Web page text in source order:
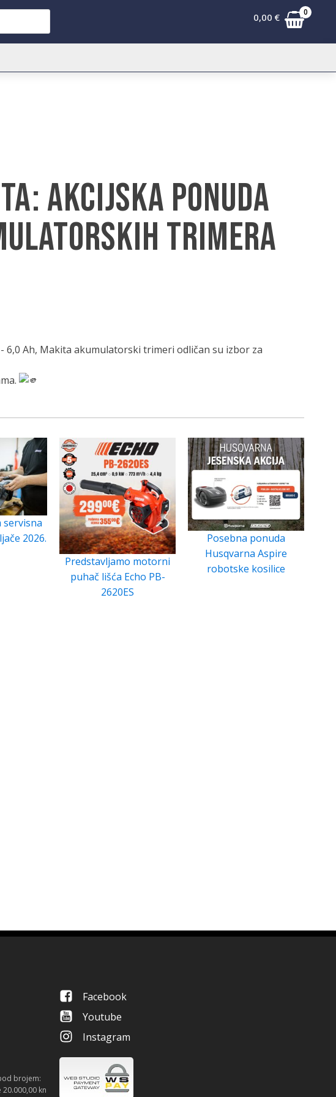
0,00 € 0
Akcijska ponuda
trimera
Ah, Makita akumulatorski trimeri odličan su izbor za
servisna
2026.
Predstavljamo motorni
puhač lišća Echo PB-
2620ES
Posebna ponuda
Husqvarna Aspire
robotske kosilice
brojem:
kn
Facebook
Youtube
Instagram